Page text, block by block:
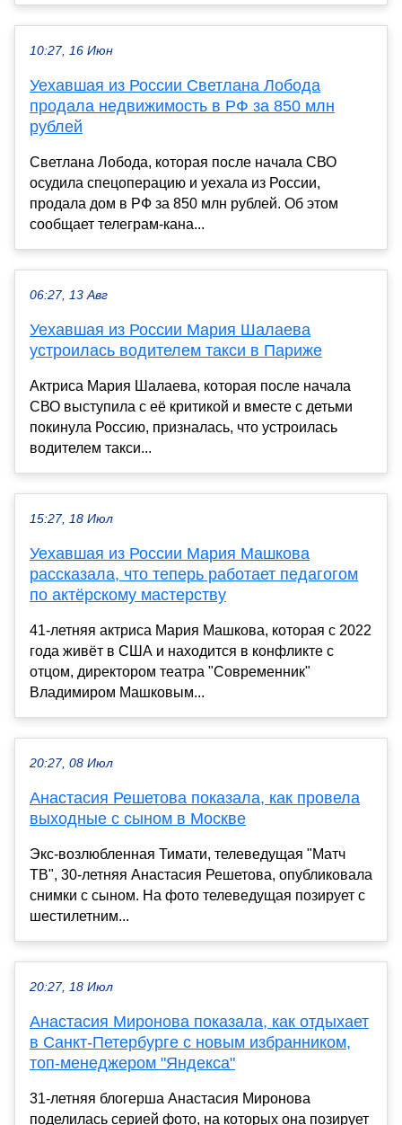
10:27, 16 Июн
Уехавшая из России Светлана Лобода
продала недвижимость в РФ за 850 млн
рублей
Светлана Лобода, которая после начала СВО
осудила спецоперацию и уехала из России,
продала дом в РФ за 850 млн рублей. Об этом
сообщает телеграм-кана...
06:27, 13 Авг
Уехавшая из России Мария Шалаева
устроилась водителем такси в Париже
Актриса Мария Шалаева, которая после начала
СВО выступила с её критикой и вместе с детьми
покинула Россию, призналась, что устроилась
водителем такси...
15:27, 18 Июл
Уехавшая из России Мария Машкова
рассказала, что теперь работает педагогом
по актёрскому мастерству
41-летняя актриса Мария Машкова, которая с 2022
года живёт в США и находится в конфликте с
отцом, директором театра "Современник"
Владимиром Машковым...
20:27, 08 Июл
Анастасия Решетова показала, как провела
выходные с сыном в Москве
Экс-возлюбленная Тимати, телеведущая "Матч
ТВ", 30-летняя Анастасия Решетова, опубликовала
снимки с сыном. На фото телеведущая позирует с
шестилетним...
20:27, 18 Июл
Анастасия Миронова показала, как отдыхает
в Санкт-Петербурге с новым избранником,
топ-менеджером "Яндекса"
31-летняя блогерша Анастасия Миронова
поделилась серией фото, на которых она позирует